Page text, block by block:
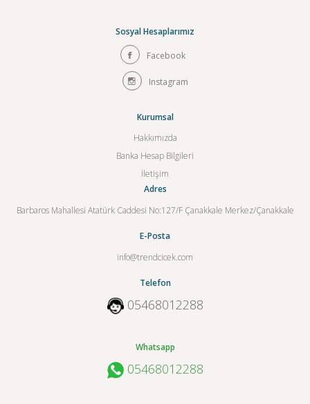
Sosyal Hesaplarımız
Facebook
Instagram
Kurumsal
Hakkımızda
Banka Hesap Bilgileri
İletişim
Adres
Barbaros Mahallesi Atatürk Caddesi No:127/F Çanakkale Merkez/Çanakkale
E-Posta
info@trendcicek.com
Telefon
05468012288
Whatsapp
05468012288